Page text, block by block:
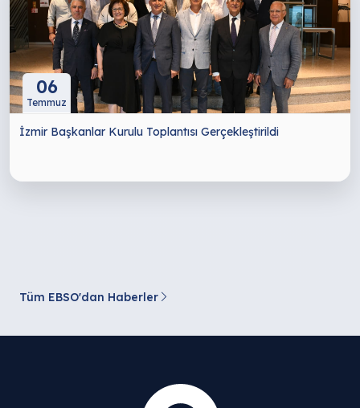
06
Temmuz
İzmir Başkanlar Kurulu Toplantısı Gerçekleştirildi
Tüm EBSO'dan Haberler